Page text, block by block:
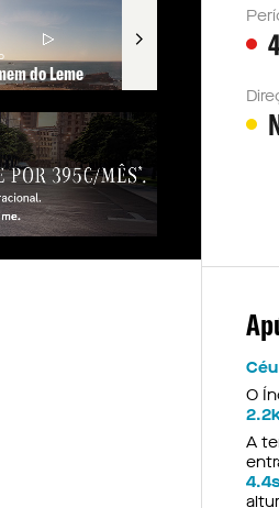
do Leme
O
A